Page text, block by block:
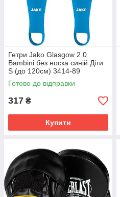
Гетри Jako Glasgow 2.0
Bambini без носка синій Діти
S (до 120см) 3414-89
Готово до відправки
317 ₴
Купити